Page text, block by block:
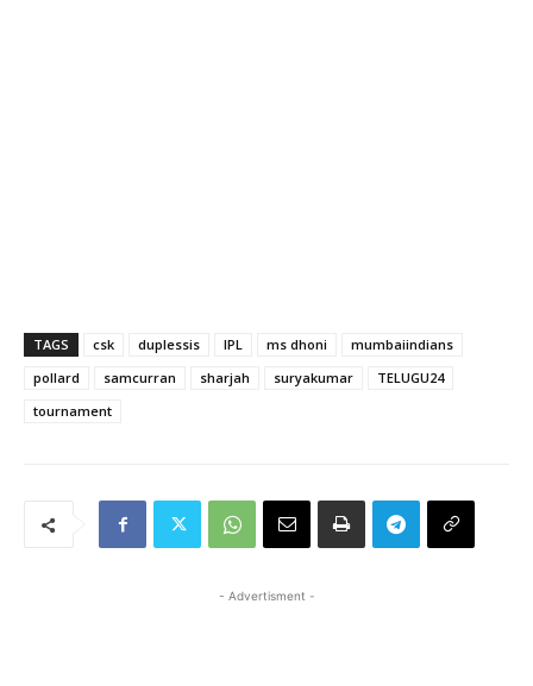
TAGS csk duplessis IPL ms dhoni
mumbaiindians
pollard
samcurran sharjah suryakumar
TELUGU24
tournament
- Advertisment -